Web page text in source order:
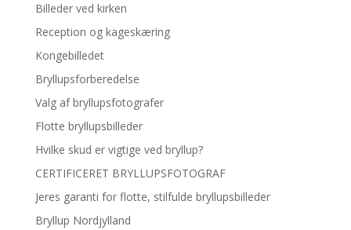
Billeder ved kirken
Reception og kageskæring
Kongebilledet
Bryllupsforberedelse
Valg af bryllupsfotografer
Flotte bryllupsbilleder
Hvilke skud er vigtige ved bryllup?
CERTIFICERET BRYLLUPSFOTOGRAF
Jeres garanti for flotte, stilfulde bryllupsbilleder
Bryllup Nordjylland